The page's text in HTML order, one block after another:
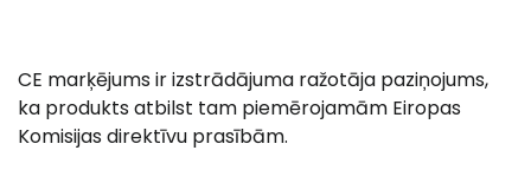
CE marķējums ir izstrādājuma ražotāja paziņojums,
ka produkts atbilst tam piemērojamām Eiropas
Komisijas direktīvu prasībām.